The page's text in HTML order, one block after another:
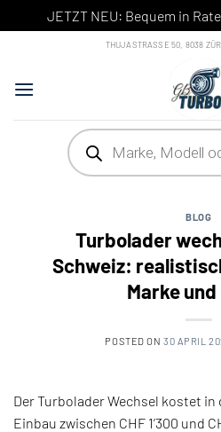
JETZT NEU: Bequem in
content
THUJASTRASSE 50, 8038
Products
search
BLOG
Turbolader
Schweiz:
Marke
POSTED ON30 APRIL
Der Turbolader Wechsel kostet in
Einbau zwischen CHF 1’300 und